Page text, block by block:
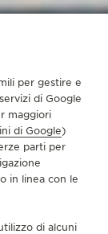
per gestire e
di Google
maggiori
di Google)
parti per
in linea con le
di alcuni